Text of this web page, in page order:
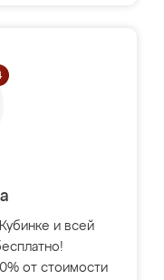
и всей
от стоимости